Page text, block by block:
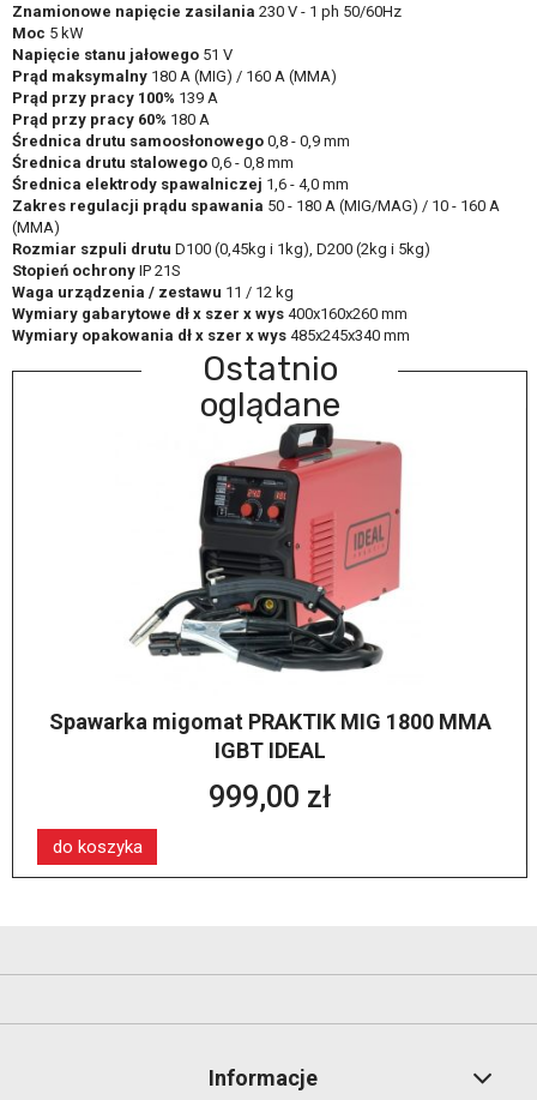
Znamionowe napięcie zasilania 230 V - 1 ph 50/60Hz
Moc 5 kW
Napięcie stanu jałowego 51 V
Prąd maksymalny 180 A (MIG) / 160 A (MMA)
Prąd przy pracy 100% 139 A
Prąd przy pracy 60% 180 A
Średnica drutu samoosłonowego 0,8 - 0,9 mm
Średnica drutu stalowego 0,6 - 0,8 mm
Średnica elektrody spawalniczej 1,6 - 4,0 mm
Zakres regulacji prądu spawania 50 - 180 A (MIG/MAG) / 10 - 160 A
(MMA)
Rozmiar szpuli drutu D100 (0,45kg i 1kg), D200 (2kg i 5kg)
Stopień ochrony IP 21S
Waga urządzenia / zestawu 11 / 12 kg
Wymiary gabarytowe dł x szer x wys 400x160x260 mm
Wymiary opakowania dł x szer x wys 485x245x340 mm
Ostatnio
oglądane
Spawarka migomat PRAKTIK MIG 1800 MMA
IGBT IDEAL
999,00 zł
do koszyka
Informacje